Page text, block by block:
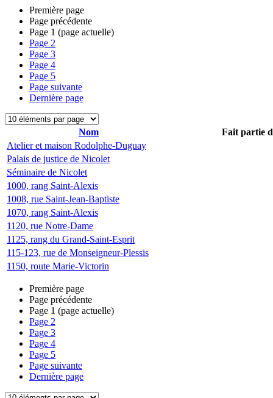
Première page
Page précédente
Page 1 (page actuelle)
Page 2
Page 3
Page 4
Page 5
Page suivante
Dernière page
Nom
Fait partie
Atelier et maison Rodolphe-Duguay
Palais de justice de Nicolet
Séminaire de Nicolet
1000, rang Saint-Alexis
1008, rue Saint-Jean-Baptiste
1070, rang Saint-Alexis
1120, rue Notre-Dame
1125, rang du Grand-Saint-Esprit
115-123, rue de Monseigneur-Plessis
1150, route Marie-Victorin
Première page
Page précédente
Page 1 (page actuelle)
Page 2
Page 3
Page 4
Page 5
Page suivante
Dernière page